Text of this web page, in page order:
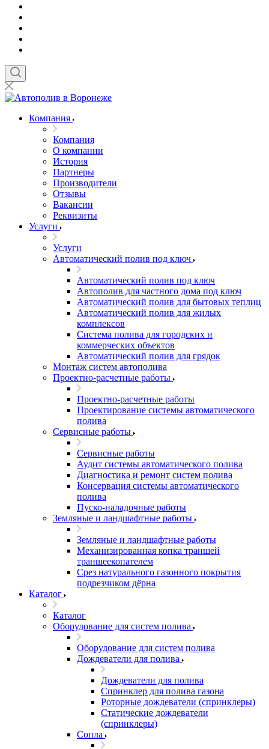
Компания
Компания
О компании
История
Партнеры
Производители
Отзывы
Вакансии
Реквизиты
Услуги
Услуги
Автоматический полив под ключ
Автоматический полив под ключ
Автополив для частного дома под ключ
Автоматический полив для бытовых теплиц
Автоматический полив для жилых
комплексов
Система полива для городских и
коммерческих объектов
Автоматический полив для грядок
Монтаж систем автополива
Проектно-расчетные работы
Проектно-расчетные работы
Проектирование системы автоматического
полива
Сервисные работы
Сервисные работы
Аудит системы автоматического полива
Диагностика и ремонт систем полива
Консервация системы автоматического
полива
Пуско-наладочные работы
Земляные и ландшафтные работы
Земляные и ландшафтные работы
Механизированная копка траншей
траншеекопателем
Срез натурального газонного покрытия
подрезчиком дёрна
Каталог
Каталог
Оборудование для систем полива
Оборудование для систем полива
Дождеватели для полива
Дождеватели для полива
Cпринклер для полива газона
Роторные дождеватели (спринклеры)
Статические дождеватели
(спринклеры)
Сопла